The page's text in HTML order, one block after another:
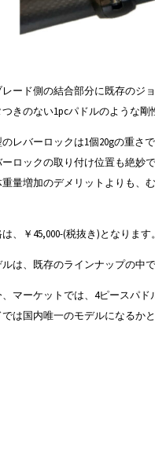
ード側の結合部分に既存のジ
つきのない1pcパドルのような剛
レバーロックは1個20gの重さで
ーロックの取り付け位置も絶妙
量増加のデメリットよりも、
、￥45,000-(税抜き)となります。
ルは、既存のラインナップの中
マーケットでは、4ピースパ
では国内唯一のモデルになるかと